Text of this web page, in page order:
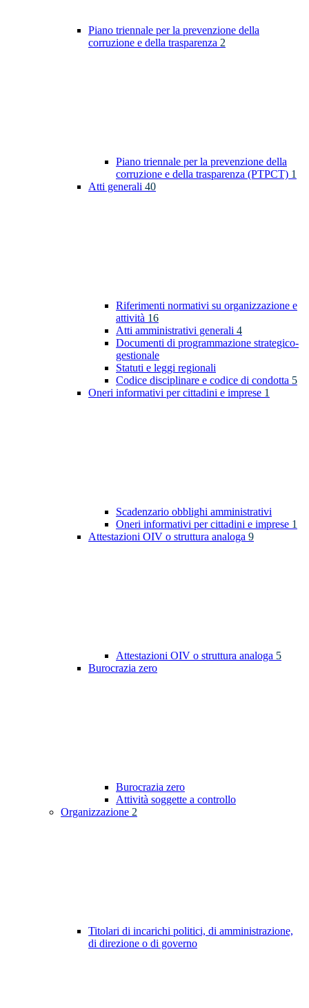
Piano triennale per la prevenzione della
corruzione e della trasparenza 2
Piano triennale per la prevenzione della
corruzione e della trasparenza (PTPCT) 1
Atti generali 40
Riferimenti normativi su organizzazione e
attività 16
Atti amministrativi generali 4
Documenti di programmazione strategico-
gestionale
Statuti e leggi regionali
Codice disciplinare e codice di condotta 5
Oneri informativi per cittadini e imprese 1
Scadenzario obblighi amministrativi
Oneri informativi per cittadini e imprese 1
Attestazioni OIV o struttura analoga 9
Attestazioni OIV o struttura analoga 5
Burocrazia zero
Burocrazia zero
Attività soggette a controllo
Organizzazione 2
Titolari di incarichi politici, di amministrazione,
di direzione o di governo